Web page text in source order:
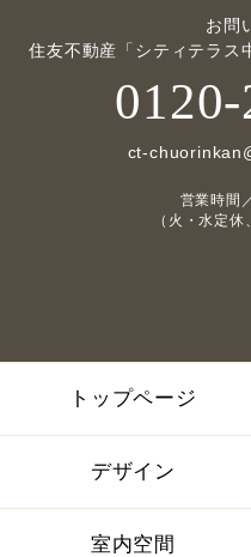
お問
住友不動産「シティテラス
ct-
営業時間
（火・水定休
トップページ
デザイン
室内空間